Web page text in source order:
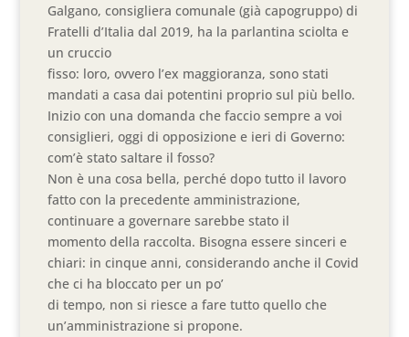
Galgano, consigliera comunale (già capogruppo) di
Fratelli d’Italia dal 2019, ha la parlantina sciolta e
un cruccio
fisso: loro, ovvero l’ex maggioranza, sono stati
mandati a casa dai potentini proprio sul più bello.
Inizio con una domanda che faccio sempre a voi
consiglieri, oggi di opposizione e ieri di Governo:
com’è stato saltare il fosso?
Non è una cosa bella, perché dopo tutto il lavoro
fatto con la precedente amministrazione,
continuare a governare sarebbe stato il
momento della raccolta. Bisogna essere sinceri e
chiari: in cinque anni, considerando anche il Covid
che ci ha bloccato per un po’
di tempo, non si riesce a fare tutto quello che
un’amministrazione si propone.